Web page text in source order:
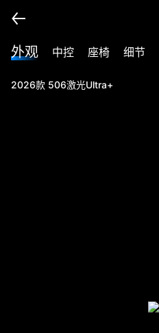
外观 中控 座椅 细节
2026款 506激光Ultra+